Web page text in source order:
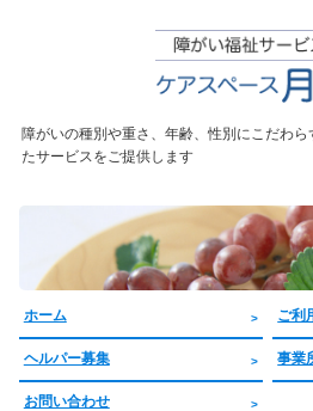
障がいの種別や重さ、年齢、性別にこだわ
たサービスをご提供します
ホーム ご利
ヘルパー募集 事業
お問い合わせ